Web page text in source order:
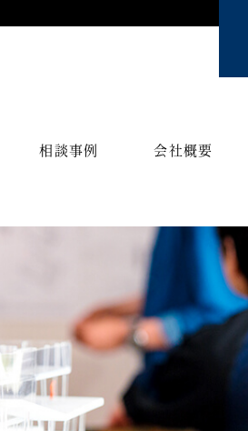
相談事例 会社概要